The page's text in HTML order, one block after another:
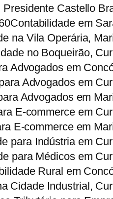
Castello
Contabilidade em
na Vila Operária,
no Boqueirão,
Advogados em
Advogados em
Advogados em
E-commerce em
E-commerce em
para Indústria em
para Médicos em
Rural em
Cidade Industrial,